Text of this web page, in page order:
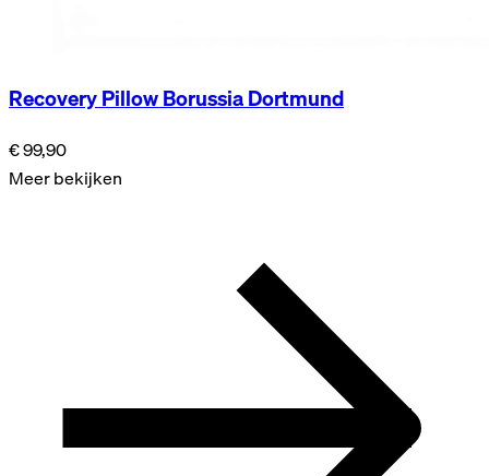
Recovery Pillow Borussia Dortmund
€ 99,90
Meer bekijken